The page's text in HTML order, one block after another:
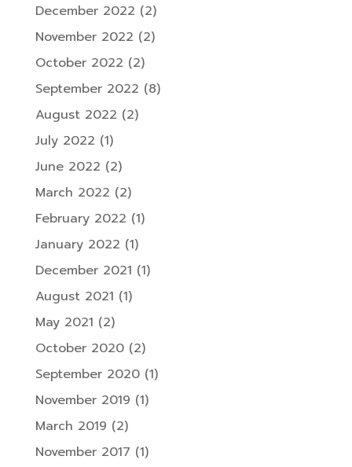
December 2022 (2)
November 2022 (2)
October 2022 (2)
September 2022 (8)
August 2022 (2)
July 2022 (1)
June 2022 (2)
March 2022 (2)
February 2022 (1)
January 2022 (1)
December 2021 (1)
August 2021 (1)
May 2021 (2)
October 2020(2)
September 2020(1)
November 2019 (1)
March 2019 (2)
November 2017 (1)